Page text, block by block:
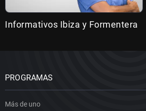
Informativos Ibiza y Formentera
PROGRAMAS
Más de uno